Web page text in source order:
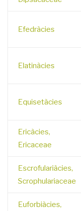
Efedràcies
Elatinàcies
Equisetàcies
Ericàcies,
Ericaceae
Escrofulariàcies,
Scrophulariaceae
Euforbiàcies,